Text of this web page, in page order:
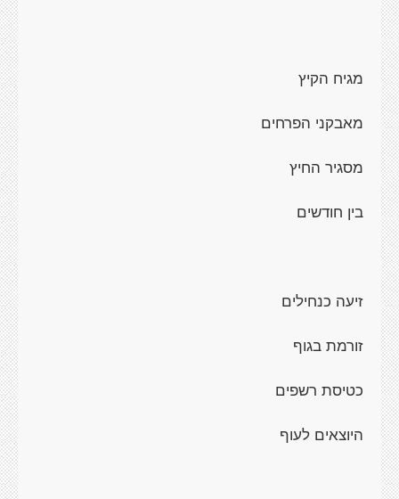
מגיח הקיץ
מאבקני הפרחים
מסגיר החיץ
בין חודשים
זיעה כנחילים
זורמת בגוף
כטיסת רשפים
היוצאים לעוף